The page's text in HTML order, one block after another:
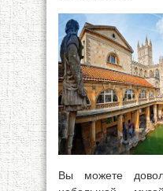
Вы можете